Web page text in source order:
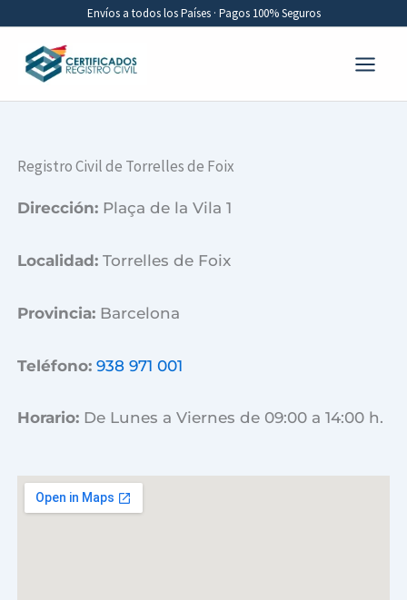
contenido
Envíos a todos los Países · Pagos 100% Seguros
Registro Civil de Torrelles de Foix
Dirección: Plaça de la Vila 1
Localidad:Torrelles de Foix
Provincia: Barcelona
Teléfono: 938 971 001
Horario: De Lunes a Viernes de 09:00 a 14:00 h.